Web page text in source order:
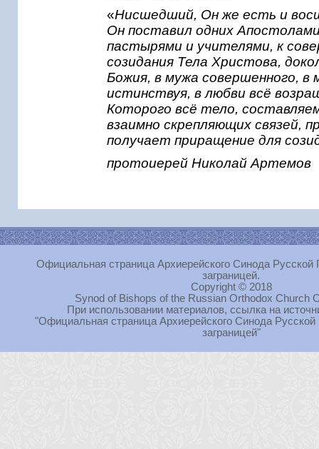
«Нисшедший, Он же есть и
Он поставил одних
пастырями и учителями, к
созидания Тела Христова,
Божия, в мужа совершенного,
истинствуя, в любви всё
Которого всё тело,
взаимно скрепляющих связей,
получает приращение для
протоиерей Николай Артемов
Официальная страница Архиерейского Синода Русской
заграницей.
Copyright © 2018
Synod of Bishops of the Russian Orthodox Church
При использовании материалов, ссылка на
"Официальная страница Архиерейского Синода
заграницей"